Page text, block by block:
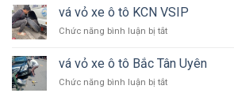
Dương
vỏ
xe
ô
24h
Dương
vá vỏ xe ô tô KCN VSIP
Chức năng bình luận bị tắtở
vỏ
xe
ô
vá vỏ xe ô tô Bắc Tân Uyên
Chức năng bình luận bị tắtở